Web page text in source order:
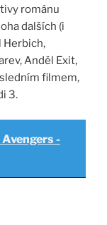
románu
dalších (i
Herbich,
Anděl Exit,
filmem,
3.
-